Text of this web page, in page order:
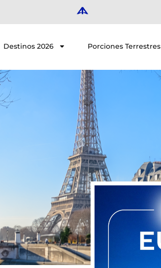
Destinos 2026 Porciones Terrestres